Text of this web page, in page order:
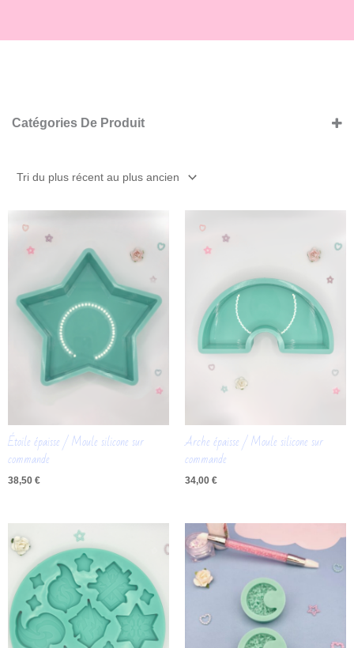
Catégories De Produit
Barrettes
Halloween
Holographique
Jeux vidéo
Kpop
Noël
Personnages
Solide
St-Valentin
Étoile épaisse / Moule silicone sur
commande
38,50 €
Arche épaisse / Moule silicone sur
commande
34,00 €
de
prix :
10,00 €
à
11,00 €